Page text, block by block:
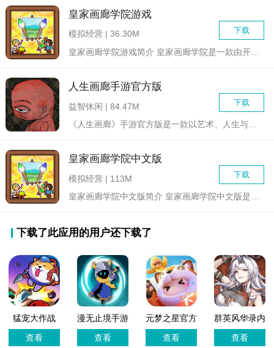
皇家画廊学院游戏
下载
模拟经营 | 36.30M
皇家画廊学院游戏简介 皇家画廊学院是一款由开罗游戏出品...
人生画廊手游官方版
下载
益智休闲 | 84.47M
《人生画廊》手游官方版是一款以艺术、人生与梦想为主题的策略经...
皇家画廊学院中文版
下载
模拟经营 | 113M
皇家画廊学院中文版简介 皇家画廊学院中文版是一款休闲有...
下载了此应用的用户还下载了
猛宠大作战
查看
漫无止境手游
中文版
查看
元梦之星官方
版
查看
群英风华录内
购版
查看